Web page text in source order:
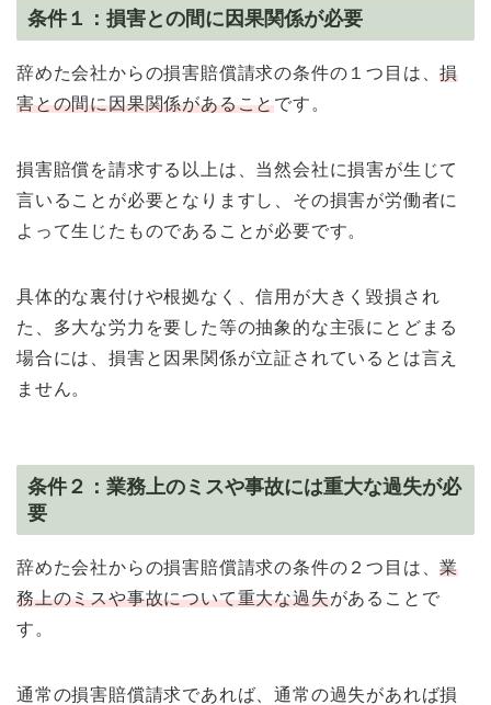
条件１：損害との間に因果関係が必要
辞めた会社からの損害賠償請求の条件の１つ目は、損
害との間に因果関係があることです。
損害賠償を請求する以上は、当然会社に損害が生じて
言いることが必要となりますし、その損害が労働者に
よって生じたものであることが必要です。
具体的な裏付けや根拠なく、信用が大きく毀損され
た、多大な労力を要した等の抽象的な主張にとどまる
場合には、損害と因果関係が立証されているとは言え
ません。
条件２：業務上のミスや事故には重大な過失が必
要
辞めた会社からの損害賠償請求の条件の２つ目は、業
務上のミスや事故について重大な過失があることで
す。
通常の損害賠償請求であれば、通常の過失があれば損